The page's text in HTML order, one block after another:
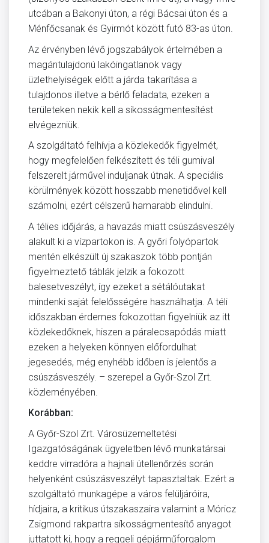
utcában a Bakonyi úton, a régi Bácsai úton és a
Ménfőcsanak és Gyirmót között futó 83-as úton.
Az érvényben lévő jogszabályok értelmében a
magántulajdonú lakóingatlanok vagy
üzlethelyiségek előtt a járda takarítása a
tulajdonos illetve a bérlő feladata, ezeken a
területeken nekik kell a síkosságmentesítést
elvégezniük.
A szolgáltató felhívja a közlekedők figyelmét,
hogy megfelelően felkészített és téli gumival
felszerelt járművel induljanak útnak. A speciális
körülmények között hosszabb menetidővel kell
számolni, ezért célszerű hamarabb elindulni.
A télies időjárás, a havazás miatt csúszásveszély
alakult ki a vízpartokon is. A győri folyópartok
mentén elkészült új szakaszok több pontján
figyelmeztető táblák jelzik a fokozott
balesetveszélyt, így ezeket a sétálóutakat
mindenki saját felelősségére használhatja. A téli
időszakban érdemes fokozottan figyelniük az itt
közlekedőknek, hiszen a páralecsapódás miatt
ezeken a helyeken könnyen előfordulhat
jegesedés, még enyhébb időben is jelentős a
csúszásveszély. – szerepel a Győr-Szol Zrt.
közleményében.
Korábban:
A Győr-Szol Zrt. Városüzemeltetési
Igazgatóságának ügyeletben lévő munkatársai
keddre virradóra a hajnali útellenőrzés során
helyenként csúszásveszélyt tapasztaltak. Ezért a
szolgáltató munkagépe a város felüljáróira,
hídjaira, a kritikus útszakaszaira valamint a Móricz
Zsigmond rakpartra síkosságmentesítő anyagot
juttatott ki, hogy a reggeli gépjárműforgalom